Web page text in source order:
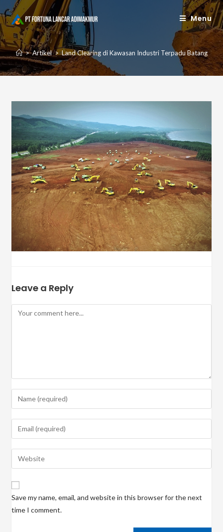
to
content
Menu
> Artikel > Land Clearing di Kawasan Industri Terpadu Batang
Leave a Reply
Comment
Enter
your
name
to
comment
Enter
your
email
address
comment
Enter
your
website
URL
Save my name, email, and website in this browser for the next
time I comment.